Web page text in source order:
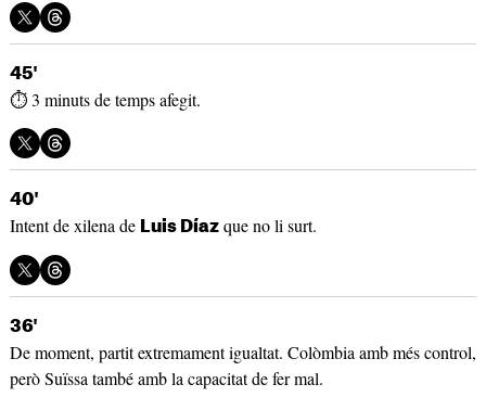
45'
⏱️ 3 minuts de temps afegit.
40'
Intent de xilena de Luis Díazque no li surt.
36'
De moment, partit extremament igualtat. Colòmbia amb més control,
però Suïssa també amb la capacitat de fer mal.